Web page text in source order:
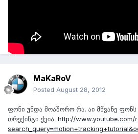
აი ესეთი რამ მინდა რომ დავსვა ბანერზე
MaKaRoV
Posted August 28, 2012
ფონი უნდა მოაშორო რა. აი მწვანე
თრექინგი ქვია. http://www.youtube.com/